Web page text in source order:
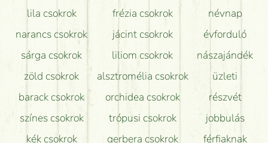
lila csokrok
narancs csokrok
sárga csokrok
zöld csokrok
barack csokrok
színes csokrok
kék csokrok
frézia csokrok
jácint csokrok
liliom csokrok
alsztromélia csokrok
orchidea csokrok
trópusi csokrok
gerbera csokrok
névnap
évforduló
nászajándék
üzleti
részvét
jobbulás
férfiaknak